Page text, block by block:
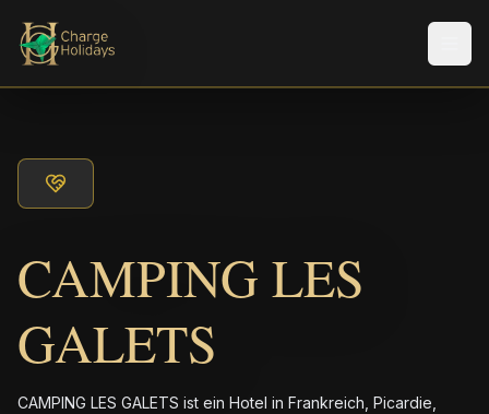
CAMPING LES
GALETS
CAMPING LES GALETS ist ein Hotel in Frankreich, Picardie,